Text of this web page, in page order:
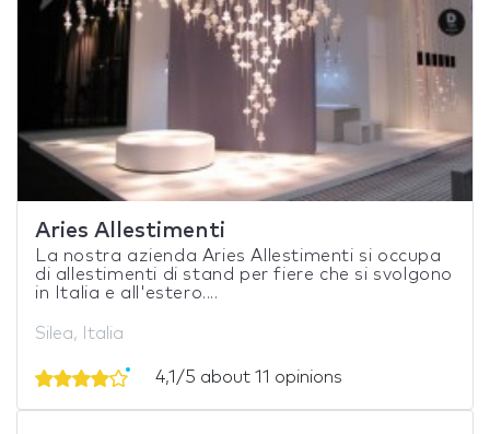
Aries Allestimenti
La nostra azienda Aries Allestimenti si occupa
di allestimenti di stand per fiere che si svolgono
in Italia e all'estero....
Silea, Italia
4,1/5 about 11 opinions